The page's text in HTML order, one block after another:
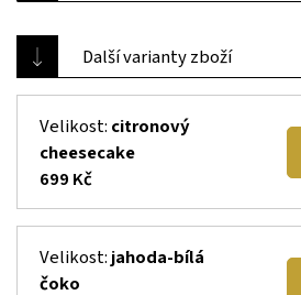
Další varianty zboží
Velikost: citronový
cheesecake
699 Kč
Velikost: jahoda-bílá
čoko